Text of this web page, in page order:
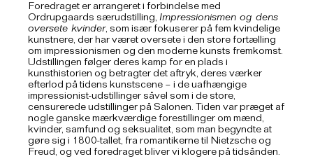
Foredraget er arrangeret i forbindelse med
Ordrupgaards særudstilling, Impressionismen og dens
oversete kvinder, som især fokuserer på fem kvindelige
kunstnere, der har været oversete i den store fortælling
om impressionismen og den moderne kunsts fremkomst.
Udstillingen følger deres kamp for en plads i
kunsthistorien og betragter det aftryk, deres værker
efterlod på tidens kunstscene – i de uafhængige
impressionist-udstillinger såvel som i de store,
censurerede udstillinger på Salonen. Tiden var præget af
nogle ganske mærkværdige forestillinger om mænd,
kvinder, samfund og seksualitet, som man begyndte at
gøre sig i 1800-tallet, fra romantikerne til Nietzsche og
Freud, og ved foredraget bliver vi klogere på tidsånden.